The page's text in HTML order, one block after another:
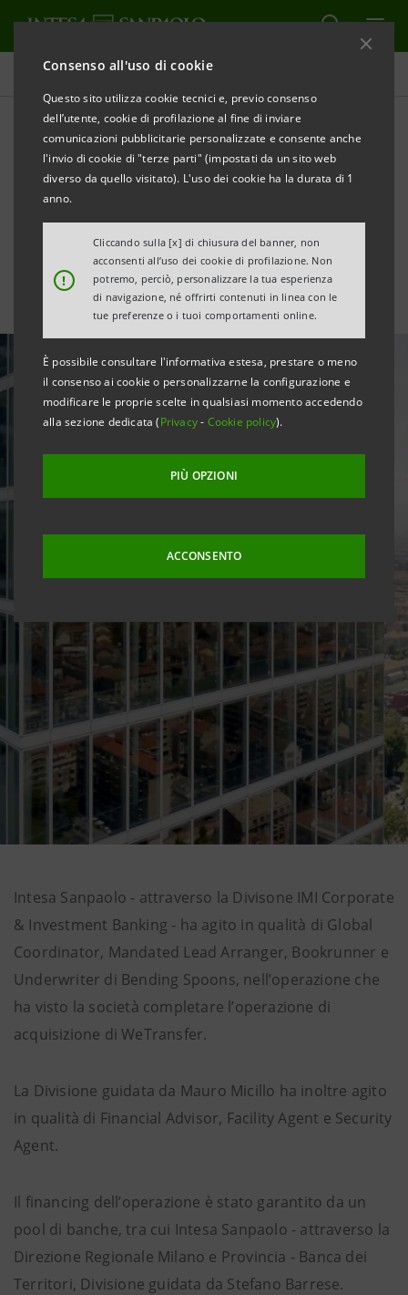
Consenso all'uso di cookie
Questo sito utilizza cookie tecnici e, previo consenso
dell’utente, cookie di profilazione al fine di inviare
comunicazioni pubblicitarie personalizzate e consente anche
l'invio di cookie di "terze parti" (impostati da un sito web
diverso da quello visitato). L'uso dei cookie ha la durata di 1
anno.
!
Cliccando sulla [x] di chiusura del banner, non
acconsenti all’uso dei cookie di profilazione. Non
potremo, perciò, personalizzare la tua esperienza
di navigazione, né offrirti contenuti in linea con le
tue preferenze o i tuoi comportamenti online.
È possibile consultare l'informativa estesa, prestare o meno
il consenso ai cookie o personalizzarne la configurazione e
modificare le proprie scelte in qualsiasi momento accedendo
alla sezione dedicata (Privacy- Cookie policy).
PIÙ OPZIONI
ACCONSENTO
Tutte le news
Intesa Sanpaolo con
Bending Spoons per
l’acquisizione di WeTransfer
Intesa Sanpaolo - attraverso la Divisone IMI Corporate
& Investment Banking - ha agito in qualità di Global
Coordinator, Mandated Lead Arranger, Bookrunner e
Underwriter di Bending Spoons, nell’operazione che
ha visto la società completare l’operazione di
acquisizione di WeTransfer.
La Divisione guidata da Mauro Micillo ha inoltre agito
in qualità di Financial Advisor, Facility Agent e Security
Agent.
Il financing dell’operazione è stato garantito da un
pool di banche, tra cui Intesa Sanpaolo - attraverso la
Direzione Regionale Milano e Provincia - Banca dei
Territori, Divisione guidata da Stefano Barrese.